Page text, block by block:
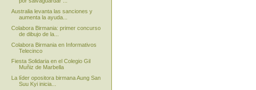
Australia levanta las sanciones y
aumenta la ayuda...
Colabora Birmania: primer concurso
de dibujo de la...
Colabora Birmania en Informativos
Telecinco
Fiesta Solidaria en el Colegio Gil
Muñiz de Marbella
La líder opositora birmana Aung San
Suu Kyi inicia...